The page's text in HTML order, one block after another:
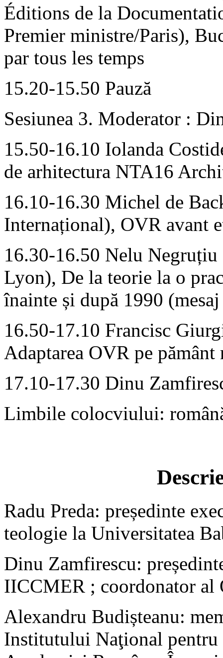
Éditions de la
Premier ministre/Paris),
par tous les temps
15.20-15.50 Pauză
Sesiunea 3. Moderator :
15.50-16.10 Iolanda
de arhitectura NTA16
16.10-16.30 Michel de
Internațional), OVR avant
16.30-16.50 Nelu
Lyon), De la teorie la o
înainte și după 1990
16.50-17.10 Francisc
Adaptarea OVR pe pământ
17.10-17.30 Dinu
Limbile colocviului:
Radu Preda: președinte
teologie la Universitatea
Dinu Zamfirescu:
IICCMER ; coordonator al
Alexandru Budișteanu:
Institutului Naţional